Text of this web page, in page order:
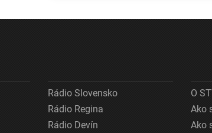
Rádio Slovensko
Rádio Regina
Rádio Devín
O
Ako
Ako